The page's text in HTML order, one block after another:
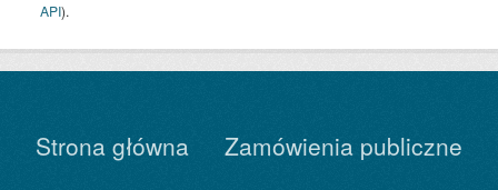
API).
Strona główna
Zamówienia publiczne